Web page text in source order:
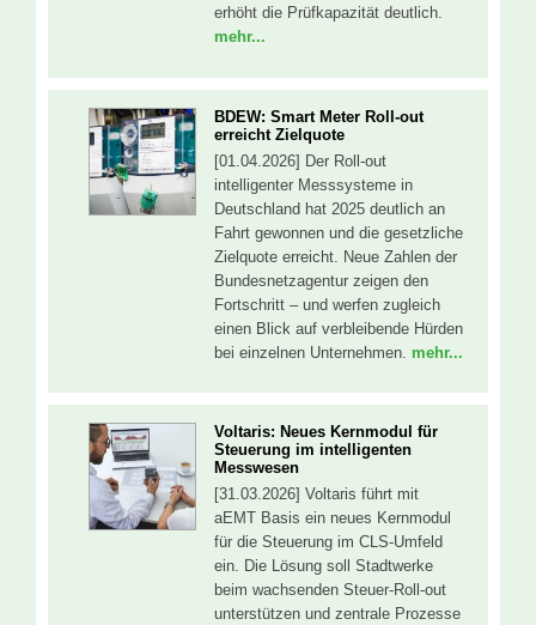
erhöht die Prüfkapazität deutlich.
mehr...
BDEW: Smart Meter Roll-out
erreicht Zielquote
[01.04.2026] Der Roll-out
intelligenter Messsysteme in
Deutschland hat 2025 deutlich an
Fahrt gewonnen und die gesetzliche
Zielquote erreicht. Neue Zahlen der
Bundesnetzagentur zeigen den
Fortschritt – und werfen zugleich
einen Blick auf verbleibende Hürden
bei einzelnen Unternehmen. mehr...
Voltaris: Neues Kernmodul für
Steuerung im intelligenten
Messwesen
[31.03.2026] Voltaris führt mit
aEMT Basis ein neues Kernmodul
für die Steuerung im CLS-Umfeld
ein. Die Lösung soll Stadtwerke
beim wachsenden Steuer-Roll-out
unterstützen und zentrale Prozesse